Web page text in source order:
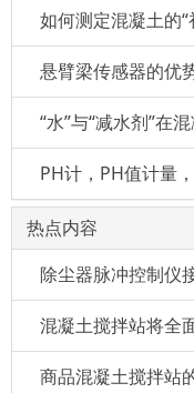
如何测定混凝土的“
悬臂梁传感器的优
“水”与“减水剂”在
PH计，PH值计量
热点内容
除尘器脉冲控制仪
混凝土搅拌站将全
商品混凝土搅拌站